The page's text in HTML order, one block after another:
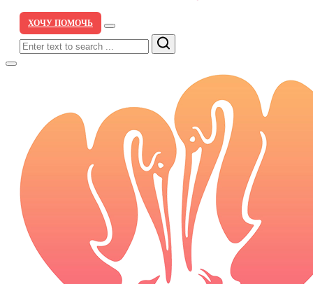
ХОЧУ ПОМОЧЬ
Search